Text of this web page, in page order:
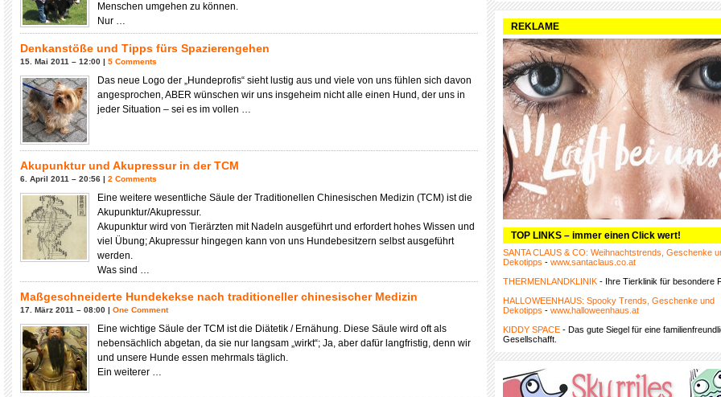
Menschen umgehen zu können.
Nur …
Denkanstöße und Tipps fürs Spazierengehen
15. Mai 2011 – 12:00 | 5 Comments
Das neue Logo der „Hundeprofis“ sieht lustig aus und viele von uns fühlen sich davon
angesprochen, ABER wünschen wir uns insgeheim nicht alle einen Hund, der uns in
jeder Situation – sei es im vollen …
Akupunktur und Akupressur in der TCM
6. April 2011 – 20:56 | 2 Comments
Eine weitere wesentliche Säule der Traditionellen Chinesischen Medizin (TCM) ist die
Akupunktur/Akupressur.
Akupunktur wird von Tierärzten mit Nadeln ausgeführt und erfordert hohes Wissen und
viel Übung; Akupressur hingegen kann von uns Hundebesitzern selbst ausgeführt
werden.
Was sind …
Maßgeschneiderte Hundekekse nach traditioneller chinesischer Medizin
17. März 2011 – 08:00 | One Comment
Eine wichtige Säule der TCM ist die Diätetik / Ernähung. Diese Säule wird oft als
nebensächlich abgetan, da sie nur langsam „wirkt“; Ja, aber dafür langfristig, denn wir
und unsere Hunde essen mehrmals täglich.
Ein weiterer …
REKLAME
TOP LINKS – immer einen Click wert!
SANTA CLAUS & CO: Weihnachtstrends, Geschenke
Dekotipps - www.santaclaus.co.at
THERMENLANDKLINIK - Ihre Tierklinik für besondere
HALLOWEENHAUS: Spooky Trends, Geschenke und
Dekotipps - www.halloweenhaus.at
KIDDY SPACE - Das gute Siegel für eine
Gesellschafft.